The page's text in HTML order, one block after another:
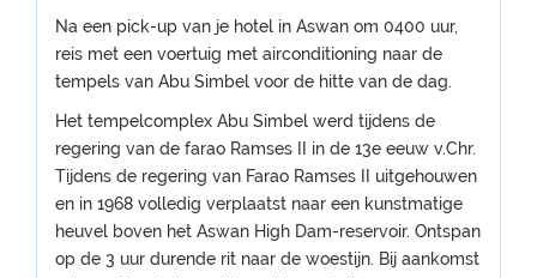
Na een pick-up van je hotel in Aswan om 0400 uur,
reis met een voertuig met airconditioning naar de
tempels van Abu Simbel voor de hitte van de dag.
Het tempelcomplex Abu Simbel werd tijdens de
regering van de farao Ramses II in de 13e eeuw v.Chr.
Tijdens de regering van Farao Ramses II uitgehouwen
en in 1968 volledig verplaatst naar een kunstmatige
heuvel boven het Aswan High Dam-reservoir. Ontspan
op de 3 uur durende rit naar de woestijn. Bij aankomst